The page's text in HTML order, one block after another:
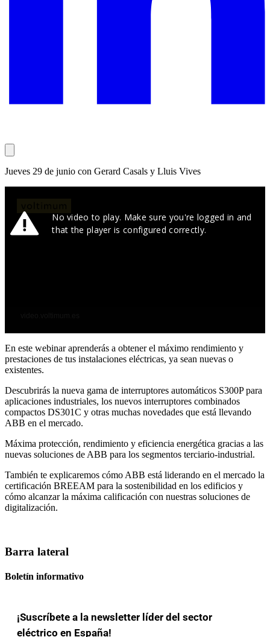
Jueves 29 de junio con Gerard Casals y Lluis Vives
En este webinar aprenderás a obtener el máximo rendimiento y
prestaciones de tus instalaciones eléctricas, ya sean nuevas o
existentes.
Descubrirás la nueva gama de interruptores automáticos S300P para
aplicaciones industriales, los nuevos interruptores combinados
compactos DS301C y otras muchas novedades que está llevando
ABB en el mercado.
Máxima protección, rendimiento y eficiencia energética gracias a las
nuevas soluciones de ABB para los segmentos terciario-industrial.
También te explicaremos cómo ABB está liderando en el mercado la
certificación BREEAM para la sostenibilidad en los edificios y
cómo alcanzar la máxima calificación con nuestras soluciones de
digitalización.
Barra lateral
Boletín informativo
¡Suscríbete a la newsletter líder del sector
eléctrico en España!